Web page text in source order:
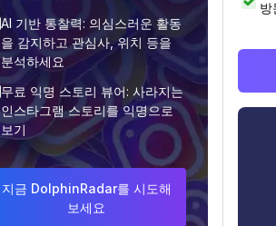
AI 기반 통찰력: 의심스러운 활동
을 감지하고 관심사, 위치 등을
분석하세요
무료 익명 스토리 뷰어: 사라지는
인스타그램 스토리를 익명으로
보기
지금 DolphinRadar를 시도해
보세요
방